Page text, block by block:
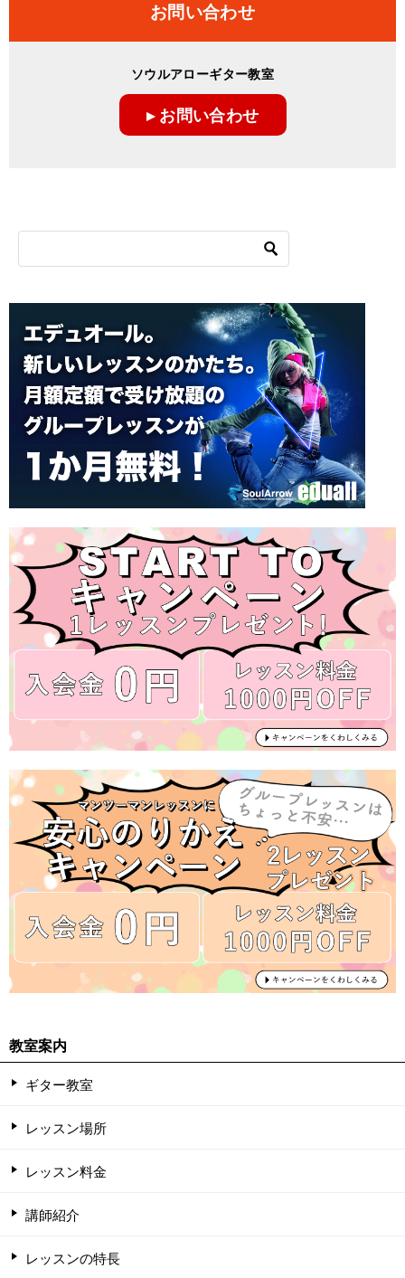
お問い合わせ
ソウルアローギター教室
▸ お問い合わせ
教室案内
ギター教室
レッスン場所
レッスン料金
講師紹介
レッスンの特長